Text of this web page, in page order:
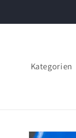
Inhalt
Kategorien
Zu